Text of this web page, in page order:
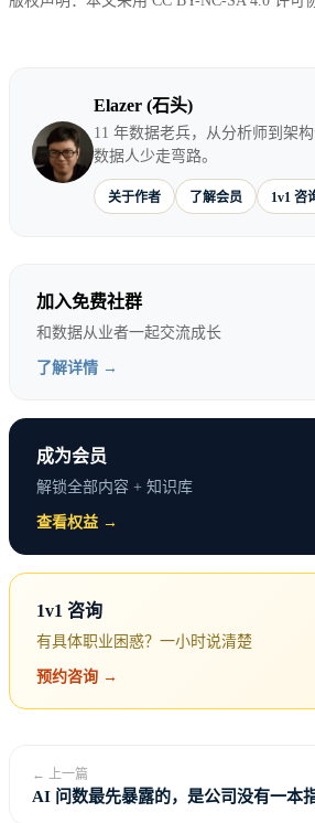
Elazer (石头)
11 年数据老兵，从分析师到架
数据人少走弯路。
关于作者 了解会员 1v1 咨
加入免费社群
和数据从业者一起交流成长
了解详情 →
成为会员
解锁全部内容 + 知识库
查看权益 →
1v1 咨询
有具体职业困惑？一小时说清楚
预约咨询 →
← 上一篇
AI 问数最先暴露的，是公司没有一本